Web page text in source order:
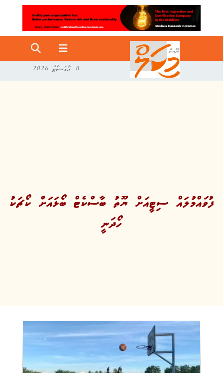
8 އޯގަސްޓް 2026
ފުވައްމުލައް ސިޓީއަށް ޔޫތު ބާސްކެޓް ބޯޅައަށް ކޯޗަކު
ހޯދަނީ